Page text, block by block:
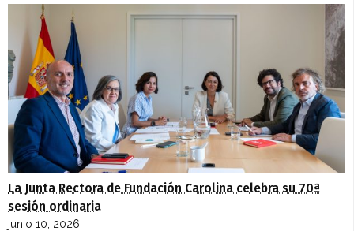
La Junta Rectora de Fundación Carolina celebra su 70ª
sesión ordinaria
junio 10, 2026